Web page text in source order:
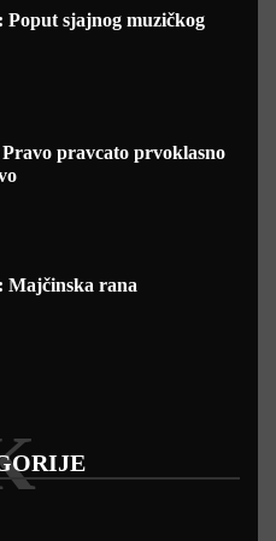
Poput sjajnog muzičkog
Pravo pravcato prvoklasno
Majčinska rana